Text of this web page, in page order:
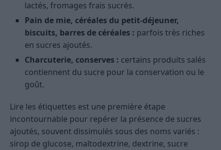
lactés, fromages frais sucrés.
Pain de mie, céréales du petit-déjeuner,
biscuits, barres de céréales : parfois très riches
en sucres ajoutés.
Charcuterie, conserves : certains produits salés
contiennent du sucre pour la conservation ou le
goût.
Lire les étiquettes est une première étape
incontournable pour repérer la présence de sucres
ajoutés, souvent dissimulés sous des noms variés :
sirop de glucose, maltodextrine, dextrine, sucre